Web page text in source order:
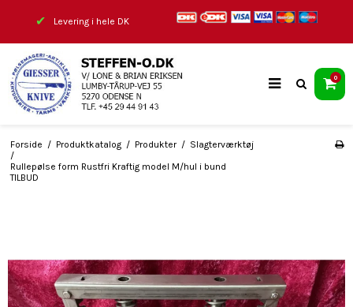
0
Forside / Produktkatalog / Produkter / Slagterværktøj
/
Rullepølse form Rustfri Kraftig model M/hul i bund
TILBUD
✔ Levering i hele DK